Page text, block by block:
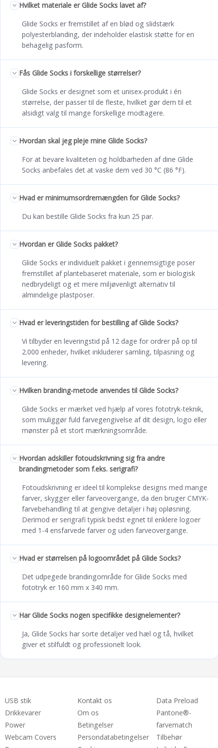
Hvilket materiale er Glide Socks lavet af?
Glide Socks er fremstillet af en blød og slidstærk
polyesterblanding, der indeholder elastisk støtte for en
behagelig pasform.
Fås Glide Socks i forskellige størrelser?
Glide Socks er designet som et unisex-produkt i én
størrelse, der passer til de fleste, hvilket gør dem til et
alsidigt valg til mange forskellige modtagere.
Hvordan skal jeg pleje mine Glide Socks?
For at bevare kvaliteten og holdbarheden af dine Glide
Socks anbefales det at vaske dem ved 30 °C (86 °F).
Hvad er minimumsordremængden for Glide Socks?
Du kan bestille Glide Socks fra kun 25 par.
Hvordan er Glide Socks pakket?
Glide Socks er individuelt pakket i gennemsigtige poser
fremstillet af plantebaseret materiale, som er biologisk
nedbrydeligt og et mere miljøvenligt alternativ til
almindelige plastposer.
Hvad er leveringstiden for bestilling af Glide Socks?
Vi tilbyder en leveringstid på 12 dage for ordrer på op til
2.000 enheder, hvilket inkluderer samling, tilpasning og
levering.
Hvilken branding-metode anvendes til Glide Socks?
Glide Socks er mærket ved hjælp af vores fototryk-teknik,
som muliggør fuld farvegengivelse af dit design, logo eller
mønster på et stort mærkningsområde.
Hvordan adskiller fotoudskrivning sig fra andre
brandingmetoder som f.eks. serigrafi?
Fotoudskrivning er ideel til komplekse designs med mange
farver, skygger eller farveovergange, da den bruger CMYK-
farvebehandling til at gengive detaljer i høj opløsning.
Derimod er serigrafi typisk bedst egnet til enklere logoer
med 1-4 ensfarvede farver og uden farveovergange.
Hvad er størrelsen på logoområdet på Glide Socks?
Det udpegede brandingområde for Glide Socks med
fototryk er 160 mm x 340 mm.
Har Glide Socks nogen specifikke designelementer?
Ja, Glide Socks har sorte detaljer ved hæl og tå, hvilket
giver et stilfuldt og professionelt look.
USB stik
Drikkevarer
Power
Webcam Covers
Kontakt os
Om os
Betingelser
Persondatabetingelser
Data Preload
Pantone®-
farvematch
Tilbehør